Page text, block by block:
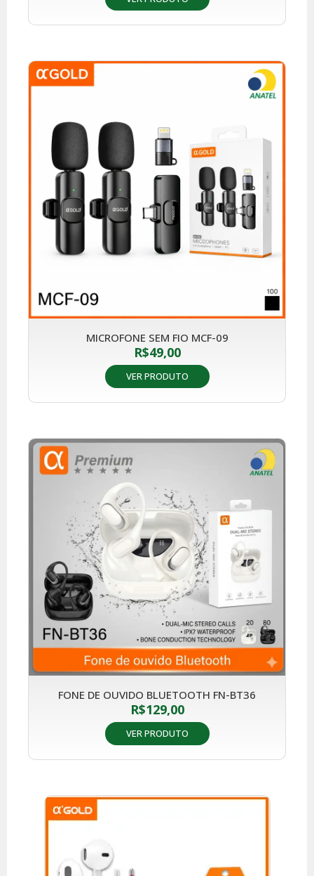
MICROFONE SEM FIO MCF-09
R$49,00
VER PRODUTO
FONE DE OUVIDO BLUETOOTH FN-BT36
R$129,00
VER PRODUTO